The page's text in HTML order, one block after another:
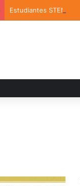
Estudiantes STEM de